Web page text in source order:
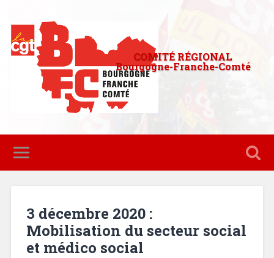
COMITÉ RÉGIONAL
Bourgogne-Franche-Comté
3 décembre 2020 :
Mobilisation du secteur social
et médico social